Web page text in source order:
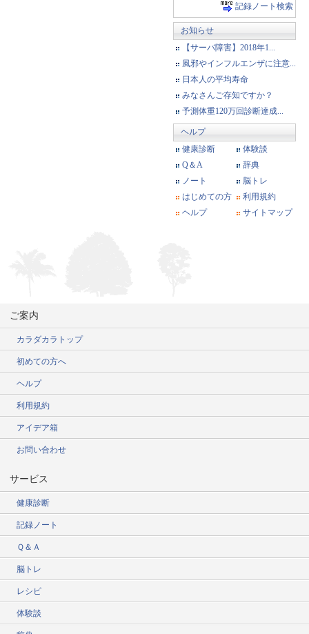
記録ノート検索
お知らせ
【サーバ障害】2018年1...
風邪やインフルエンザに注意...
日本人の平均寿命
みなさんご存知ですか？
予測体重120万回診断達成...
ヘルプ
健康診断
体験談
Q＆A
辞典
ノート
脳トレ
はじめての方
利用規約
ヘルプ
サイトマップ
ご案内
カラダカラトップ
初めての方へ
ヘルプ
利用規約
アイデア箱
お問い合わせ
サービス
健康診断
記録ノート
Ｑ＆Ａ
脳トレ
レシピ
体験談